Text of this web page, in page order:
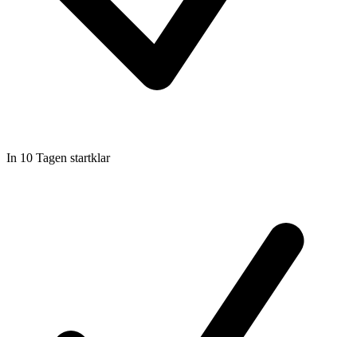
In 10 Tagen startklar